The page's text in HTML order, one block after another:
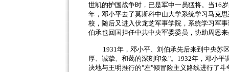
世凯的护国战争时，已是军中一员猛将。当 16
年，邓小平去了莫斯科中山大学系统学习马克
校，随后又进入伏龙芝军事学院，系统学习军
伯承也回国担任中共中央军委委员，协助周恩
1931年，邓小平、刘伯承先后来到中央苏
厚、诚挚、和蔼的深刻印象"。 1932年，邓小平
决地与王明推行的"左"倾冒险主义路线进行了斗